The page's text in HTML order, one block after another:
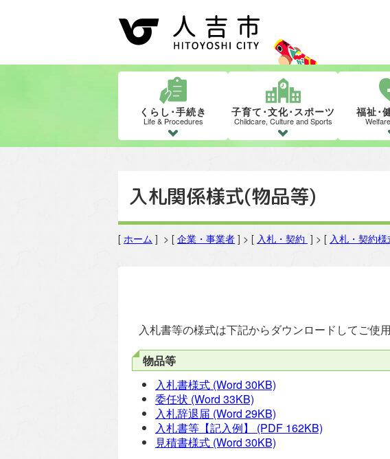
くらし･手続き
Life & Procedures
子育て･文化･スポーツ
Childcare, Culture and Sports
福祉･
入札関係様式(物品等)
[ ホーム ] > [ 企業・事業者 ] > [ 入札・契約 ] > [ 入札・契約様
入札書等の様式は下記からダウンロードしてご使用
物品等
入札書様式 (Word 30KB)
委任状 (Word 33KB)
入札辞退届 (Word 29KB)
入札書等【記入例】
(PDF 162KB)
見積書様式 (Word 30KB)